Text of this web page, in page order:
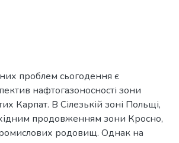
проблем сьогодення є
нафтогазоносності зони
Карпат. В Сілезькій зоні Польщі,
продовженням зони Кросно,
родовищ. Однак на